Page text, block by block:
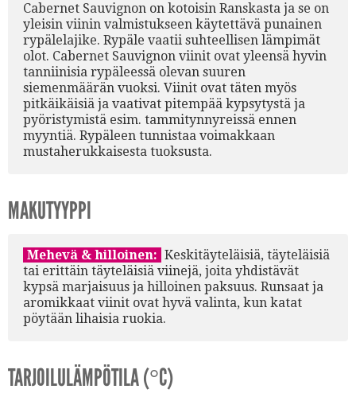
Cabernet Sauvignon on kotoisin Ranskasta ja se on
yleisin viinin valmistukseen käytettävä punainen
rypälelajike. Rypäle vaatii suhteellisen lämpimät
olot. Cabernet Sauvignon viinit ovat yleensä hyvin
tanniinisia rypäleessä olevan suuren
siemenmäärän vuoksi. Viinit ovat täten myös
pitkäikäisiä ja vaativat pitempää kypsytystä ja
pyöristymistä esim. tammitynnyreissä ennen
myyntiä. Rypäleen tunnistaa voimakkaan
mustaherukkaisesta tuoksusta.
MAKUTYYPPI
Mehevä & hilloinen: Keskitäyteläisiä, täyteläisiä
tai erittäin täyteläisiä viinejä, joita yhdistävät
kypsä marjaisuus ja hilloinen paksuus. Runsaat ja
aromikkaat viinit ovat hyvä valinta, kun katat
pöytään lihaisia ruokia.
TARJOILULÄMPÖTILA (°C)